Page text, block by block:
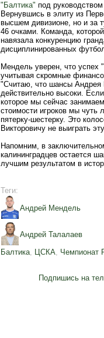
"Балтика" под
Вернувшись в элиту из
высшем дивизионе, но и за
46 очками. Команда,
навязала конкуренцию
дисциплинированных
Мендель уверен, что успех
учитывая скромные
"Считаю, что шансы Андрея
действительно высоки.
которое мы сейчас
стоимости игроков мы чуть
пятерку-шестерку. Это
Викторовичу не выиграть
Напомним, в
калининградцев остается
лучшим результатом в
Теги:
Андрей Мендель
Андрей Талалаев
Балтика, ЦСКА, Чемпионат
Подпишись на